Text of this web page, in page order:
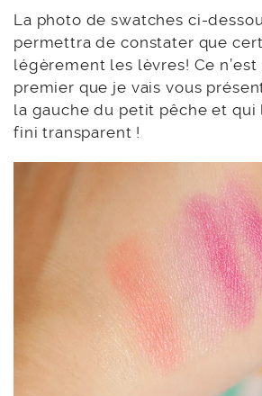
La photo de swatches ci-
permettra de constater que
légèrement les lèvres! Ce n’est
premier que je vais vous
la gauche du petit pêche et qui
fini transparent !